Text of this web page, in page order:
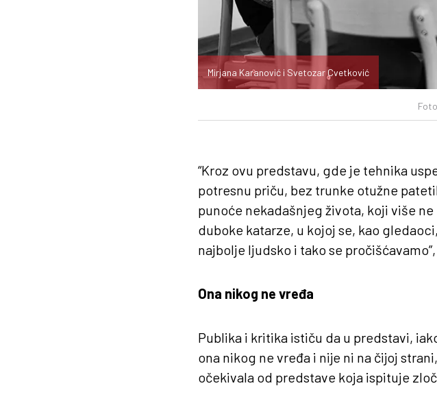
Mirjana Karanović i Svetozar Cvetković
“Kroz ovu predstavu, gde je tehnika
potresnu priču, bez trunke otužne
punoće nekadašnjeg života, koji više
duboke katarze, u kojoj se, kao
najbolje ljudsko i tako se
Ona nikog ne vređa
Publika i kritika ističu da u predstavi,
ona nikog ne vređa i nije ni na čijoj
očekivala od predstave koja ispituje